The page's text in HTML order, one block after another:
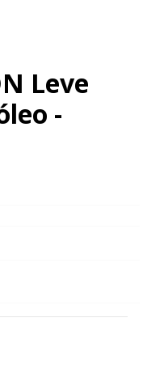
Leve
-